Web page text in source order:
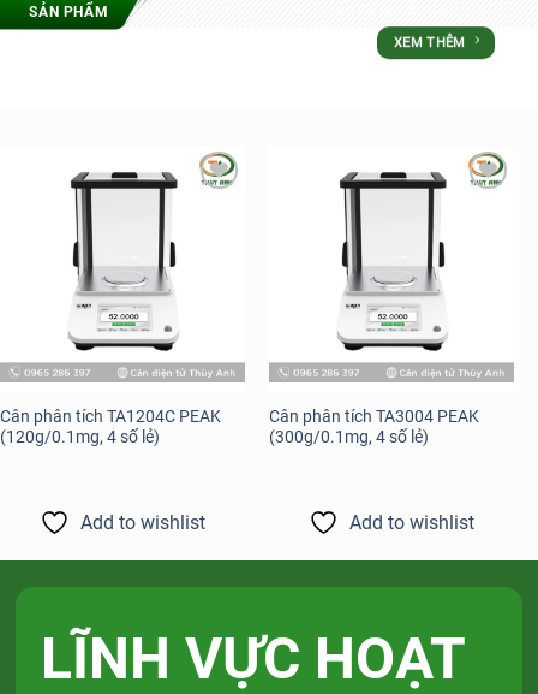
SẢN PHẨM
XEM THÊM
Cân phân tích TA1204C PEAK
(120g/0.1mg, 4 số lẻ)
Add to wishlist
Cân phân tích TA3004 PEAK
(300g/0.1mg, 4 số lẻ)
Add to wishlist
LĨNH VỰC HOẠT